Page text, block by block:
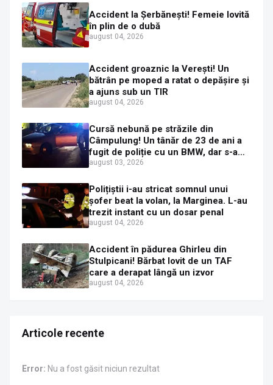
Accident la Șerbănești! Femeie lovită
în plin de o dubă
august 04, 2026
Accident groaznic la Verești! Un
bătrân pe moped a ratat o depășire și
a ajuns sub un TIR
august 04, 2026
Cursă nebună pe străzile din
Câmpulung! Un tânăr de 23 de ani a
fugit de poliție cu un BMW, dar s-a
oprit într-un gard de pe strada
august 03, 2026
Polițiștii i-au stricat somnul unui
șofer beat la volan, la Marginea. L-au
trezit instant cu un dosar penal
august 04, 2026
Accident în pădurea Ghirleu din
Stulpicani! Bărbat lovit de un TAF
care a derapat lângă un izvor
august 04, 2026
Articole recente
Error: Nu a fost găsit niciun rezultat